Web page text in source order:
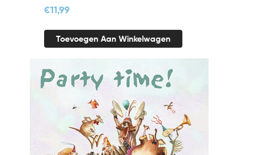
€11,99
Toevoegen Aan Winkelwagen